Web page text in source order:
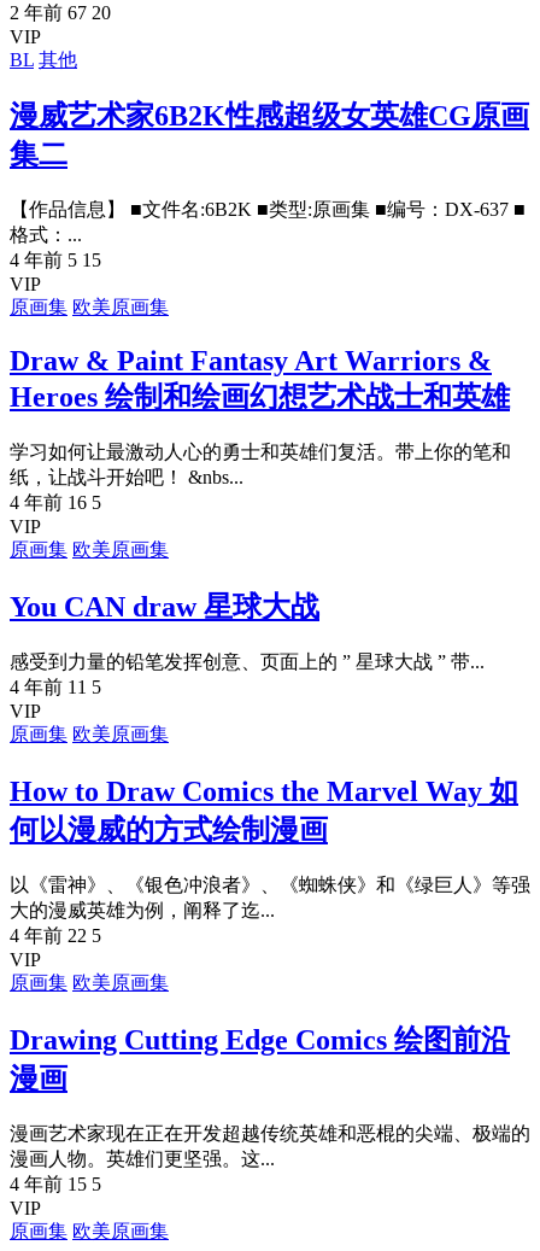
2 年前 67 20
VIP
BL 其他
漫威艺术家6B2K性感超级女英雄CG原画
集二
【作品信息】 ■文件名:6B2K ■类型:原画集 ■编号：DX-637 ■
格式：...
4 年前 5 15
VIP
原画集 欧美原画集
Draw & Paint Fantasy Art Warriors &
Heroes 绘制和绘画幻想艺术战士和英雄
学习如何让最激动人心的勇士和英雄们复活。带上你的笔和
纸，让战斗开始吧！ &nbs...
4 年前 16 5
VIP
原画集 欧美原画集
You CAN draw 星球大战
感受到力量的铅笔发挥创意、页面上的 ” 星球大战 ” 带...
4 年前 11 5
VIP
原画集 欧美原画集
How to Draw Comics the Marvel Way 如
何以漫威的方式绘制漫画
以《雷神》、《银色冲浪者》、《蜘蛛侠》和《绿巨人》等强
大的漫威英雄为例，阐释了迄...
4 年前 22 5
VIP
原画集 欧美原画集
Drawing Cutting Edge Comics 绘图前沿
漫画
漫画艺术家现在正在开发超越传统英雄和恶棍的尖端、极端的
漫画人物。英雄们更坚强。这...
4 年前 15 5
VIP
原画集 欧美原画集